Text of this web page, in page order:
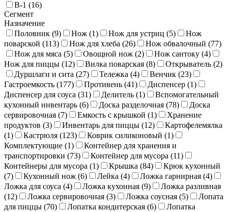
В-1 (16)
Сегмент
Назначение
Половник (9) Нож (1) Нож для устриц (5)
Нож
поварской (113) Нож для хлеба (26) Нож обвалочный (77)
Нож для мяса (5) Овощной нож (2) Нож сантоку (4)
Нож для пиццы (12) Вилка поварская (8) Открыватель (2)
Дуршлаги и сита (27) Тележка (4) Венчик (23)
Гастроемкость (177) Противень (41) Диспенсер (1)
Диспенсер для соуса (31) Делитель (1)
Вспомогательный
кухонный инвентарь (6) Доска разделочная (78)
Доска
сервировочная (7) Емкость с крышкой (1)
Хранение
продуктов (3) Инвентарь для пиццы (12)
Картофелемялка
(1) Кастрюля (123) Коврик силиконовый (1)
Комплектующие (1)
Контейнер для хранения и
транспортировки (73) Контейнер для мусора (11)
Контейнеры для мусора (1) Крышка (84)
Крюк кухонный
(7) Кухонный нож (6) Лейка (4) Ложка гарнирная (4)
Ложка для соуса (4) Ложка кухонная (9)
Ложка разливная
(12) Ложка сервировочная (3) Ложка соусная (5)
Лопата
для пиццы (70) Лопатка кондитерская (6)
Лопатка